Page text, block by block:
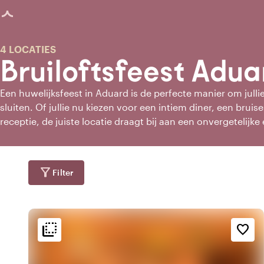
geladen
Bruiloftsfeest
4 LOCATIES
Een huwelijksfeest in Aduard is de perfecte manier om
sluiten. Of jullie nu kiezen voor een intiem diner, een
receptie, de juiste locatie draagt bij aan een onvergetelijke
mooiste locaties voor een huwelijksfeest in Aduard en
onvergetelijke beleving!
filter_alt Filter
flip_to_back favorite_border
flip_to_back Sfeer en esthetiek
home
Huiselijk
Bereikbaarheid en ligging
forest
Bosrijke omgeving